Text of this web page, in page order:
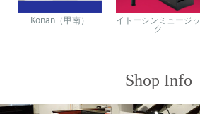
Konan（甲南） イトーシンミュージッ
ク
Shop Info